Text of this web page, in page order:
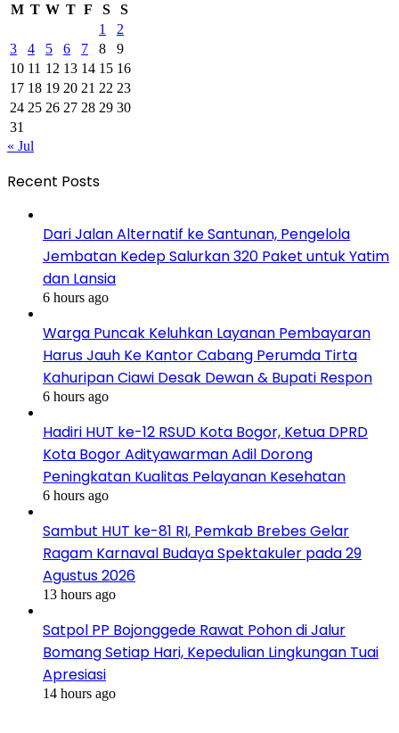
M T W T F S
S
1
2
3
4 5 6 7 8
9
10 11 12 13 14 15 16
17 18 19 20 21 22 23
24 25 26 27 28 29 30
31
« Jul
Recent Posts
Dari Jalan Alternatif ke Santunan, Pengelola
Jembatan Kedep Salurkan 320 Paket untuk Yatim
dan Lansia
6 hours ago
Warga Puncak Keluhkan Layanan Pembayaran
Harus Jauh Ke Kantor Cabang Perumda Tirta
Kahuripan Ciawi Desak Dewan & Bupati Respon
6 hours ago
Hadiri HUT ke-12 RSUD Kota Bogor, Ketua DPRD
Kota Bogor Adityawarman Adil Dorong
Peningkatan Kualitas Pelayanan Kesehatan
6 hours ago
Sambut HUT ke-81 RI, Pemkab Brebes Gelar
Ragam Karnaval Budaya Spektakuler pada 29
Agustus 2026
13 hours ago
Satpol PP Bojonggede Rawat Pohon di Jalur
Bomang Setiap Hari, Kepedulian Lingkungan Tuai
Apresiasi
14 hours ago